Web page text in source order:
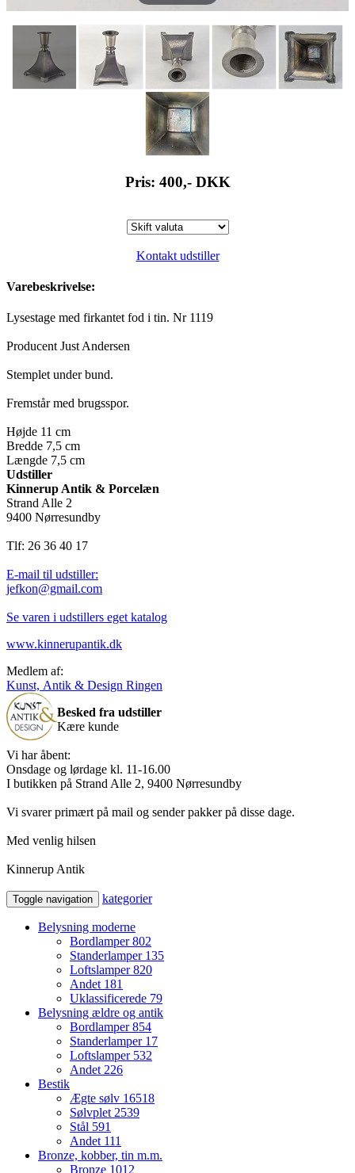
Pris: 400,- DKK
Kontakt udstiller
Varebeskrivelse:
Lysestage med firkantet fod i tin. Nr 1119
Producent Just Andersen
Stemplet under bund.
Fremstår med brugsspor.
Højde 11 cm
Bredde 7,5 cm
Længde 7,5 cm
Udstiller
Kinnerup Antik & Porcelæn
Strand Alle 2
9400 Nørresundby
Tlf: 26 36 40 17
E-mail til udstiller:
jefkon@gmail.com
Se varen i udstillers eget katalog
www.kinnerupantik.dk
Medlem af:
Kunst, Antik & Design Ringen
Besked fra udstiller
Kære kunde
Vi har åbent:
Onsdage og lørdage kl. 11-16.00
I butikken på Strand Alle 2, 9400 Nørresundby
Vi svarer primært på mail og sender pakker på disse dage.
Med venlig hilsen
Kinnerup Antik
Toggle navigation kategorier
Belysning moderne
Bordlamper802
Standerlamper 135
Loftslamper820
Andet 181
Uklassificerede 79
Belysning ældre og antik
Bordlamper854
Standerlamper 17
Loftslamper 532
Andet226
Bestik
Ægte sølv 16518
Sølvplet2539
Stål 591
Andet 111
Bronze, kobber, tin m.m.
Bronze 1012